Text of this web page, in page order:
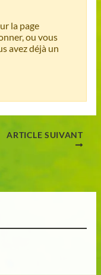
la page
ou vous
avez déjà un
ARTICLE SUIVANT